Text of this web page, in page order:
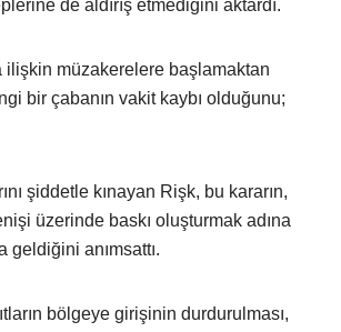
de aldırış etmediğini aktardı.
ilişkin müzakerelere başlamaktan
bir çabanın vakit kaybı olduğunu;
şiddetle kınayan Rişk, bu kararın,
üzerinde baskı oluşturmak adına
geldiğini anımsattı.
bölgeye girişinin durdurulması,